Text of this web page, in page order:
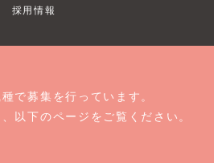
採用情報
で募集を行っています。
以下のページをご覧ください。